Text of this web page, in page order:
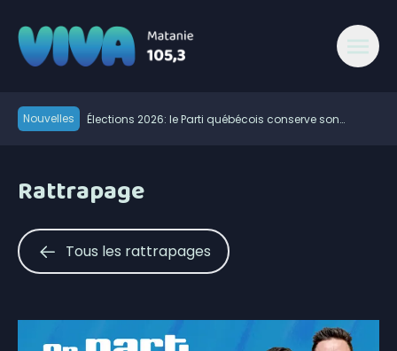
Nouvelles
Élections 2026: le Parti québécois conserve son
de la division masculine de la Ligue de balle de L’Est
Les travaux d’asphaltage reprendront à Saint-Ulric
Tour ce 7 août
Début de la 38e campagne de porte-à-porte de
l’Association du cancer de l’Est du Québec
Rouler entre Saint-Jean-sur-Richelieu et Sayabec
Les expropriés du Parc Forillon réclament leurs biens
900 foyers sont sans électricité à Matane
Rattrapage
Tous les rattrapages